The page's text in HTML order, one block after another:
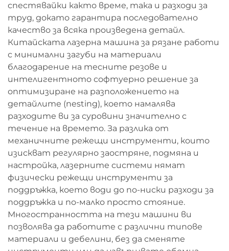
спестявайки както време, така и разходи за
труд, докато гарантира последователно
качество за всяка произведена детайл.
Китайската лазерна машина за рязане работи
с минимални загуби на материали
благодарение на тесните резове и
интелигентното софтуерно решение за
оптимизиране на разположението на
детайлите (nesting), което намалява
разходите ви за суровини значително с
течение на времето. За разлика от
механичните режещи инструменти, които
изискват регулярно заостряне, подмяна и
настройка, лазерните системи нямат
физически режещи инструменти за
поддръжка, което води до по-ниски разходи за
поддръжка и по-малко просто стояние.
Многостранността на тези машини ви
позволява да работите с различни типове
материали и дебелини, без да сменяте